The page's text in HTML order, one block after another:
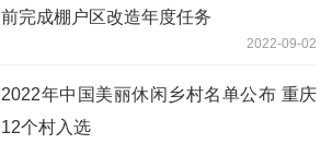
前完成棚户区改造年度任务
2022-09-02
2022年中国美丽休闲乡村名单公布 重庆
12个村入选